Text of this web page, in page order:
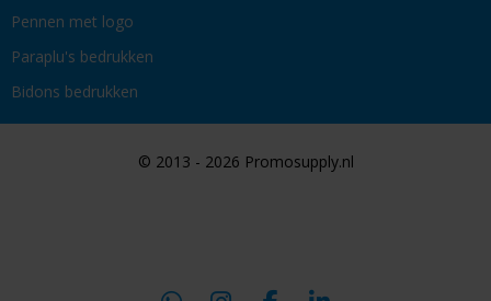
Pennen met logo
Paraplu's bedrukken
Bidons bedrukken
© 2013 - 2026 Promosupply.nl